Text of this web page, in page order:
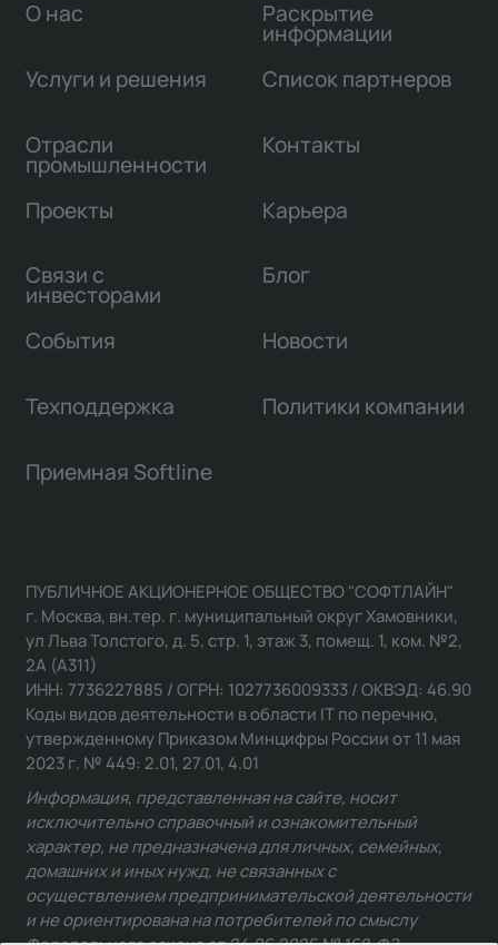
О нас
Услуги и решения
Отрасли
промышленности
Проекты
Связи с
инвесторами
Раскрытие
информации
Список партнеров
Контакты
Карьера
Блог
События Новости
Техподдержка Политики компании
Приемная Softline
ПУБЛИЧНОЕ АКЦИОНЕРНОЕ ОБЩЕСТВО "СОФТЛАЙН"
г. Москва, вн.тер. г. муниципальный округ Хамовники,
ул Льва Толстого, д. 5, стр. 1, этаж 3, помещ. 1, ком. №2,
2А (А311)
ИНН: 7736227885 / ОГРН: 1027736009333 / ОКВЭД: 46.90
Коды видов деятельности в области IT по перечню,
утвержденному Приказом Минцифры России от 11 мая
2023 г. № 449: 2.01, 27.01, 4.01
Информация, представленная на сайте, носит
исключительно справочный и ознакомительный
характер, не предназначена для личных, семейных,
домашних и иных нужд, не связанных с
осуществлением предпринимательской деятельности
и не ориентирована на потребителей по смыслу